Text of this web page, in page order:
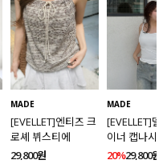
MADE
[EVELLET]엔티즈 크
로셰 뷔스티에
29,800원
MADE
[EVELLET]델
이너 캡나시
20%29,800원